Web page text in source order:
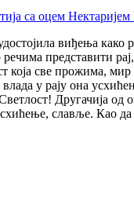
виђења како
представити
која све прожима, мир
у рају она
Другачија од
славље. Као да